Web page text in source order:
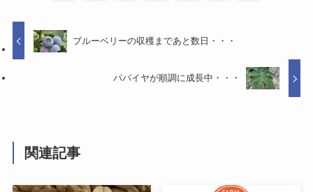
ブルーベリーの収穫まであと数日・・・
パパイヤが順調に成長中・・・
関連記事